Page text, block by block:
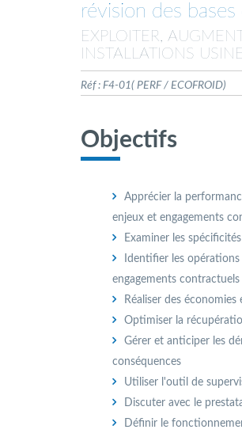
révision des
EXPLOITER,
INSTALLATIONS
Réf : F4-01( PERF / ECOFROID)
Objectifs
Apprécier la
enjeux et engagements
Examiner les
Identifier les
engagements contractuels
Réaliser des
Optimiser la
Gérer et anticiper les
conséquences
Utiliser l'outil de
Discuter avec le
Définir le